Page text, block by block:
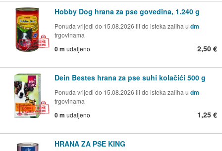
Hobby Dog hrana za pse govedina, 1.240 g
Ponuda vrijedi do 15.08.2026 ili do isteka zaliha u dm
trgovinama
0 m udaljeno 2,50 €
Dein Bestes hrana za pse suhi kolačići 500 g
Ponuda vrijedi do 15.08.2026 ili do isteka zaliha u dm
trgovinama
0 m udaljeno 1,25 €
HRANA ZA PSE KING